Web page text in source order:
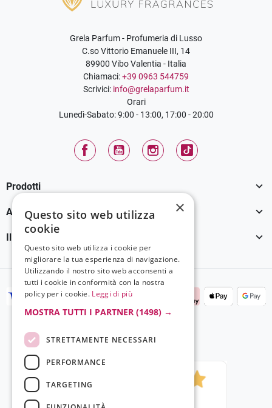
Grela Parfum - Profumeria di Lusso
C.so Vittorio Emanuele III, 14
89900 Vibo Valentia - Italia
Chiamaci:+39 0963 544759
Scrivici: info@grelaparfum.it
Orari
Lunedì-Sabato: 9:00 - 13:00, 17:00 - 20:00
FacebookYouTube InstagramTikTok
Prodotti 
Assistenza Clienti 
Il tuo account 
×
Questo sito web utilizza
cookie
Questo sito web utilizza i cookie per
migliorare la tua esperienza di navigazione.
Utilizzando il nostro sito web acconsenti a
tutti i cookie in conformità con la nostra
policy per i cookie. Leggi di più
MOSTRA TUTTI I PARTNER (1498) →
STRETTAMENTE NECESSARI
PERFORMANCE
TARGETING